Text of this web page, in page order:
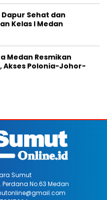
Sehat dan
Kelas I Medan
Medan Resmikan
Akses Polonia-Johor-
Sumut
No.63 Medan